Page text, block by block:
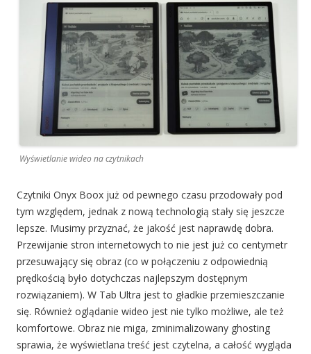
Wyświetlanie wideo na czytnikach
Czytniki Onyx Boox już od pewnego czasu przodowały pod
tym względem, jednak z nową technologią stały się jeszcze
lepsze. Musimy przyznać, że jakość jest naprawdę dobra.
Przewijanie stron internetowych to nie jest już co centymetr
przesuwający się obraz (co w połączeniu z odpowiednią
prędkością było dotychczas najlepszym dostępnym
rozwiązaniem). W Tab Ultra jest to gładkie przemieszczanie
się. Również oglądanie wideo jest nie tylko możliwe, ale też
komfortowe. Obraz nie miga, zminimalizowany ghosting
sprawia, że wyświetlana treść jest czytelna, a całość wygląda